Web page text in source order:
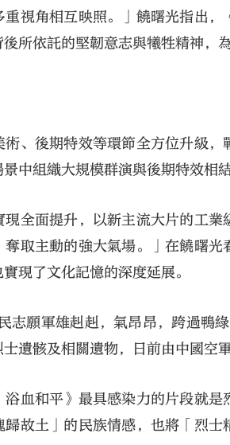
視角相互映照。」饒曙光指出
所依託的堅韌意志與犧牲精神，
、後期特效等環節全方位升級
中組織大規模群演與後期特效相
現全面提升，以新主流大片的工
奪取主動的強大氣場。」在饒曙
現了文化記憶的深度延展。
志願軍雄赳赳，氣昂昂，跨過鴨
遺骸及相關遺物，日前由中國空
血和平》最具感染力的片段就
歸故土」的民族情感，也將「烈